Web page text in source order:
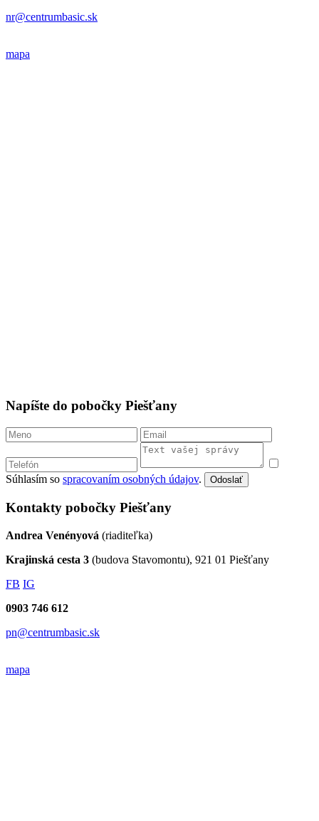
nr@centrumbasic.sk
mapa
Napíšte do pobočky Piešťany
Súhlasím so spracovaním osobných údajov. Odoslať
Kontakty pobočky Piešťany
Andrea Venényová (riaditeľka)
Krajinská cesta 3 (budova Stavomontu), 921 01 Piešťany
FB IG
0903 746 612
pn@centrumbasic.sk
mapa